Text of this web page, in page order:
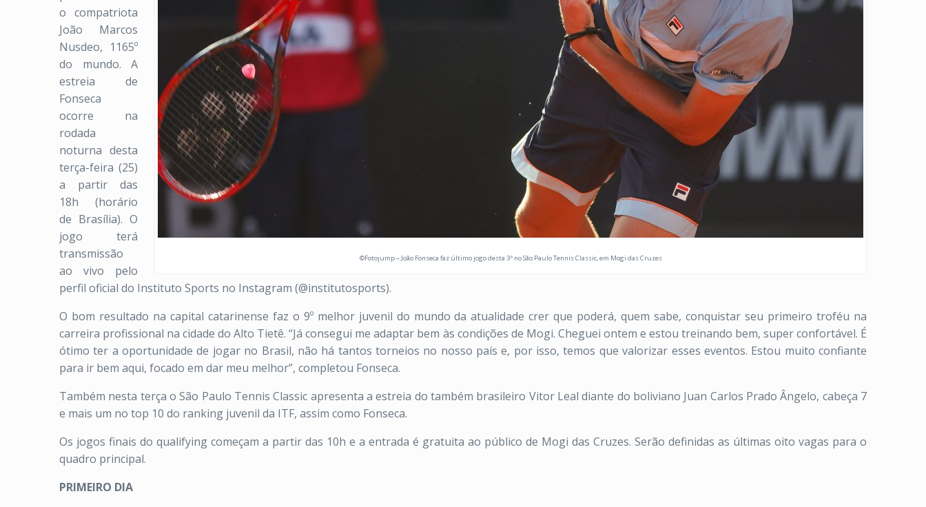
©Fotojump – João Fonseca faz último jogo desta 3ª no São Paulo Tennis Classic, em Mogi das Cruzes
o compatriota
João Marcos
Nusdeo, 1165º
do mundo. A
estreia de
Fonseca
ocorre na
rodada
noturna desta
terça-feira (25)
a partir das
18h (horário
de Brasília). O
jogo terá
transmissão
ao vivo pelo
perfil oficial do Instituto Sports no Instagram (@institutosports).
O bom resultado na capital catarinense faz o 9º melhor juvenil do mundo da atualidade crer que poderá, quem sabe, conquistar seu primeiro troféu na
carreira profissional na cidade do Alto Tietê. “Já consegui me adaptar bem às condições de Mogi. Cheguei ontem e estou treinando bem, super confortável. É
ótimo ter a oportunidade de jogar no Brasil, não há tantos torneios no nosso país e, por isso, temos que valorizar esses eventos. Estou muito confiante
para ir bem aqui, focado em dar meu melhor”, completou Fonseca.
Também nesta terça o São Paulo Tennis Classic apresenta a estreia do também brasileiro Vitor Leal diante do boliviano Juan Carlos Prado Ângelo, cabeça 7
e mais um no top 10 do ranking juvenil da ITF, assim como Fonseca.
Os jogos finais do qualifying começam a partir das 10h e a entrada é gratuita ao público de Mogi das Cruzes. Serão definidas as últimas oito vagas para o
quadro principal.
PRIMEIRO DIA